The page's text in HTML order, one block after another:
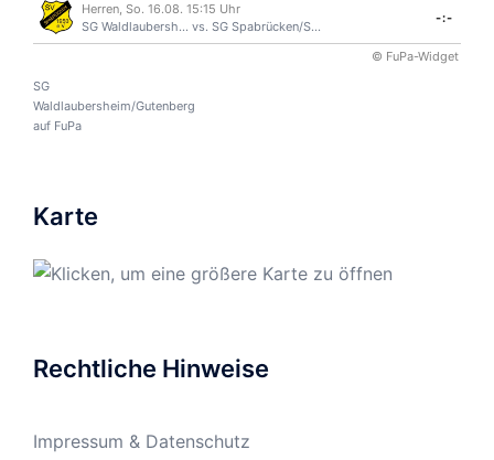
Herren, So. 16.08. 15:15 Uhr
SG Waldlaubersh... vs. SG Spabrücken/S...
-:-
© FuPa-Widget
SG
Waldlaubersheim/Gutenberg
auf FuPa
Karte
Rechtliche Hinweise
Impressum & Datenschutz